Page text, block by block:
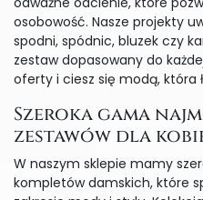
osobowość. Nasze projekty
spodni, spódnic, bluzek czy
zestaw dopasowany do
oferty i ciesz się modą, która
Szeroka gama
zestawów dla
W naszym sklepie mamy
kompletów damskich, które